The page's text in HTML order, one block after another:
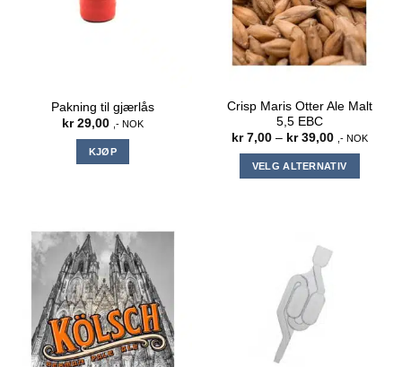
Pakning til gjærlås
kr29,00 ,- NOK
KJØP
Crisp Maris Otter Ale Malt
5,5 EBC
kr7,00 – kr39,00Prisområde:
til
kr 39,00
,- NOK
VELG ALTERNATIV
flere
varianter.
Alternativene
kan
velges